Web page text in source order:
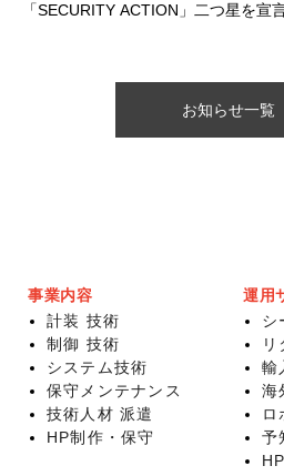
「SECURITY ACTION」二つ星を宣
お知らせ一覧
事業内容
計装 技術
制御 技術
システム技術
保守メンテナンス
技術人材 派遣
HP制作・保守
運用
シ
リ
輸
海
ロ
予